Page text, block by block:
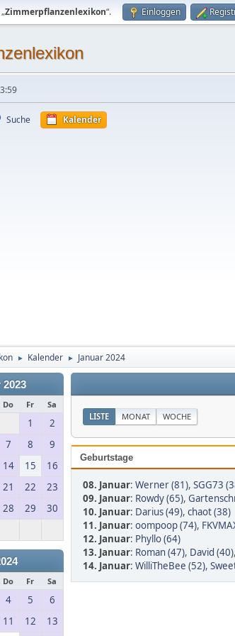
Zimmerpflanzenlexikon“. Einloggen
Suche Kalender
► Kalender ► Januar 2024
2023
Do Fr Sa
1
2
7 8
9
14 15
16
21 22
23
28 29
30
Do Fr Sa
4 5
6
11 12 13
LISTE MONAT WOCHE
Geburtstage
08. Januar: Werner (81), SGG73
09. Januar: Rowdy (65),
10. Januar: Darius (49), chaot (38)
11. Januar: oompoop (74),
12. Januar: Phyllo (64)
13. Januar: Roman (47), David (40),
14. Januar: WilliTheBee (52),